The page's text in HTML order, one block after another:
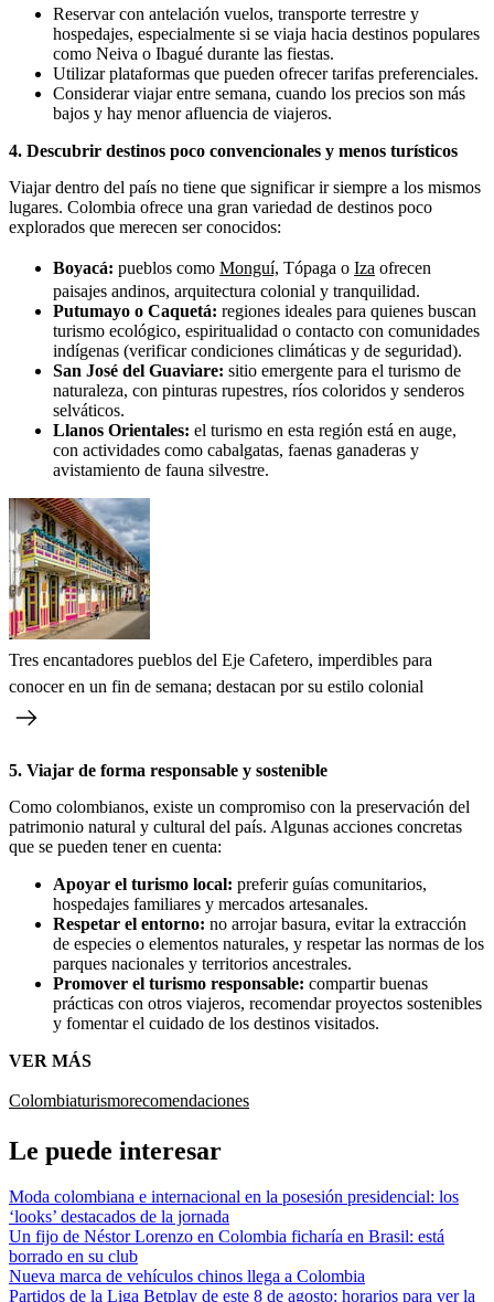
Reservar con antelación vuelos, transporte terrestre y
hospedajes, especialmente si se viaja hacia destinos populares
como Neiva o Ibagué durante las fiestas.
Utilizar plataformas que pueden ofrecer tarifas preferenciales.
Considerar viajar entre semana, cuando los precios son más
bajos y hay menor afluencia de viajeros.
4. Descubrir destinos poco convencionales y menos turísticos
Viajar dentro del país no tiene que significar ir siempre a los mismos
lugares. Colombia ofrece una gran variedad de destinos poco
explorados que merecen ser conocidos:
Boyacá: pueblos como Monguí, Tópaga o Iza ofrecen
paisajes andinos, arquitectura colonial y tranquilidad.
Putumayo o Caquetá: regiones ideales para quienes buscan
turismo ecológico, espiritualidad o contacto con comunidades
indígenas (verificar condiciones climáticas y de seguridad).
San José del Guaviare: sitio emergente para el turismo de
naturaleza, con pinturas rupestres, ríos coloridos y senderos
selváticos.
Llanos Orientales: el turismo en esta región está en auge,
con actividades como cabalgatas, faenas ganaderas y
avistamiento de fauna silvestre.
Tres encantadores pueblos del Eje Cafetero, imperdibles para
conocer en un fin de semana; destacan por su estilo colonial
5. Viajar de forma responsable y sostenible
Como colombianos, existe un compromiso con la preservación del
patrimonio natural y cultural del país. Algunas acciones concretas
que se pueden tener en cuenta:
Apoyar el turismo local: preferir guías comunitarios,
hospedajes familiares y mercados artesanales.
Respetar el entorno: no arrojar basura, evitar la extracción
de especies o elementos naturales, y respetar las normas de los
parques nacionales y territorios ancestrales.
Promover el turismo responsable: compartir buenas
prácticas con otros viajeros, recomendar proyectos sostenibles
y fomentar el cuidado de los destinos visitados.
VER MÁS
Colombiaturismorecomendaciones
Le puede interesar
Moda colombiana e internacional en la posesión presidencial: los
‘looks’ destacados de la jornada
Un fijo de Néstor Lorenzo en Colombia ficharía en Brasil: está
borrado en su club
Nueva marca de vehículos chinos llega a Colombia
Partidos de la Liga Betplay de este 8 de agosto: horarios para ver la